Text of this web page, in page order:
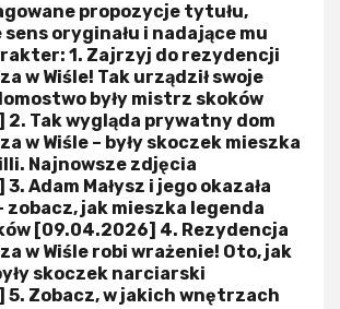
propozycje tytułu,
oryginału i nadające mu
1. Zajrzyj do rezydencji
w Wiśle! Tak urządził swoje
były mistrz skoków
Tak wygląda prywatny dom
w Wiśle – były skoczek mieszka
Najnowsze zdjęcia
Adam Małysz i jego okazała
zobacz, jak mieszka legenda
[09.04.2026] 4. Rezydencja
w Wiśle robi wrażenie! Oto, jak
skoczek narciarski
Zobacz, w jakich wnętrzach